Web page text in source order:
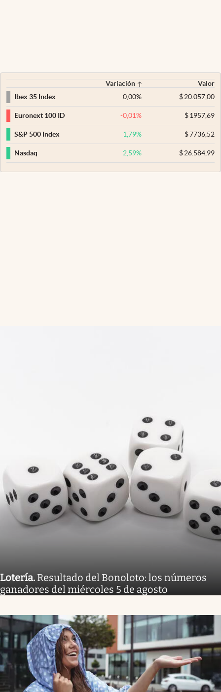
Variación
Valor
Ibex 35 Index
0,00% $20.057,00
Euronext 100 ID -0,01% $1957,69
S&P 500 Index 1,79% $7736,52
Nasdaq 2,59% $26.584,99
Lotería. Resultado del Bonoloto: los números
ganadores del miércoles 5 de agosto